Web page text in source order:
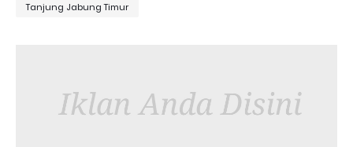
Tanjung Jabung Timur